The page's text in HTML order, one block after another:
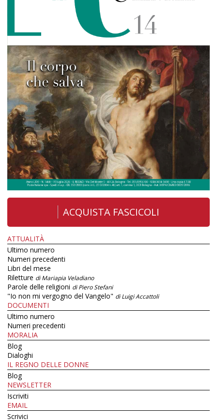
ACQUISTA FASCICOLI
ATTUALITÀ
Ultimo numero
Numeri precedenti
Libri del mese
Riletture di Mariapia Veladiano
Parole delle religioni di Piero Stefani
"Io non mi vergogno del Vangelo" di Luigi Accattoli
DOCUMENTI
Ultimo numero
Numeri precedenti
MORALIA
Blog
Dialoghi
IL REGNO DELLE DONNE
Blog
NEWSLETTER
Iscriviti
EMAIL
Scrivici